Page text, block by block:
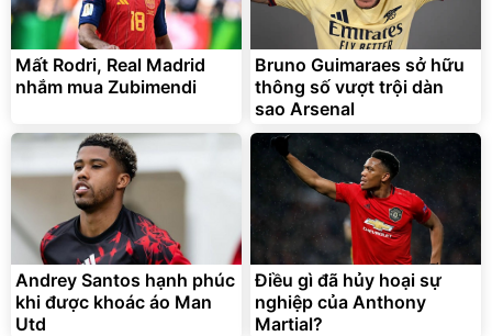
Mất Rodri, Real Madrid
nhắm mua Zubimendi
Bruno Guimaraes sở hữu
thông số vượt trội dàn
sao Arsenal
Andrey Santos hạnh phúc
khi được khoác áo Man
Utd
Điều gì đã hủy hoại sự
nghiệp của Anthony
Martial?